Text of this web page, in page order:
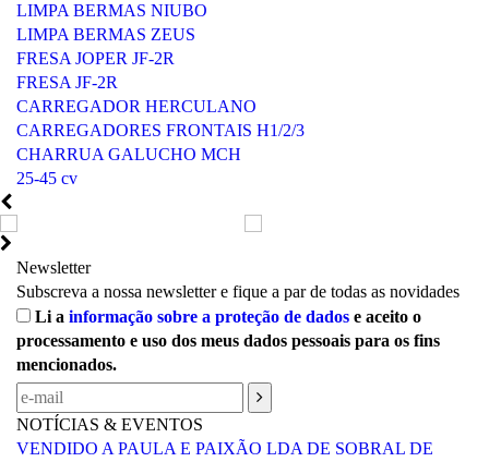
LIMPA BERMAS NIUBO
LIMPA BERMAS ZEUS
FRESA JOPER JF-2R
FRESA JF-2R
CARREGADOR HERCULANO
CARREGADORES FRONTAIS H1/2/3
CHARRUA GALUCHO MCH
25-45 cv
Newsletter
Subscreva a nossa newsletter e fique a par de todas as novidades
Li a informação sobre a proteção de dados e aceito o
processamento e uso dos meus dados pessoais para os fins
mencionados.
NOTÍCIAS & EVENTOS
VENDIDO A PAULA E PAIXÃO LDA DE SOBRAL DE